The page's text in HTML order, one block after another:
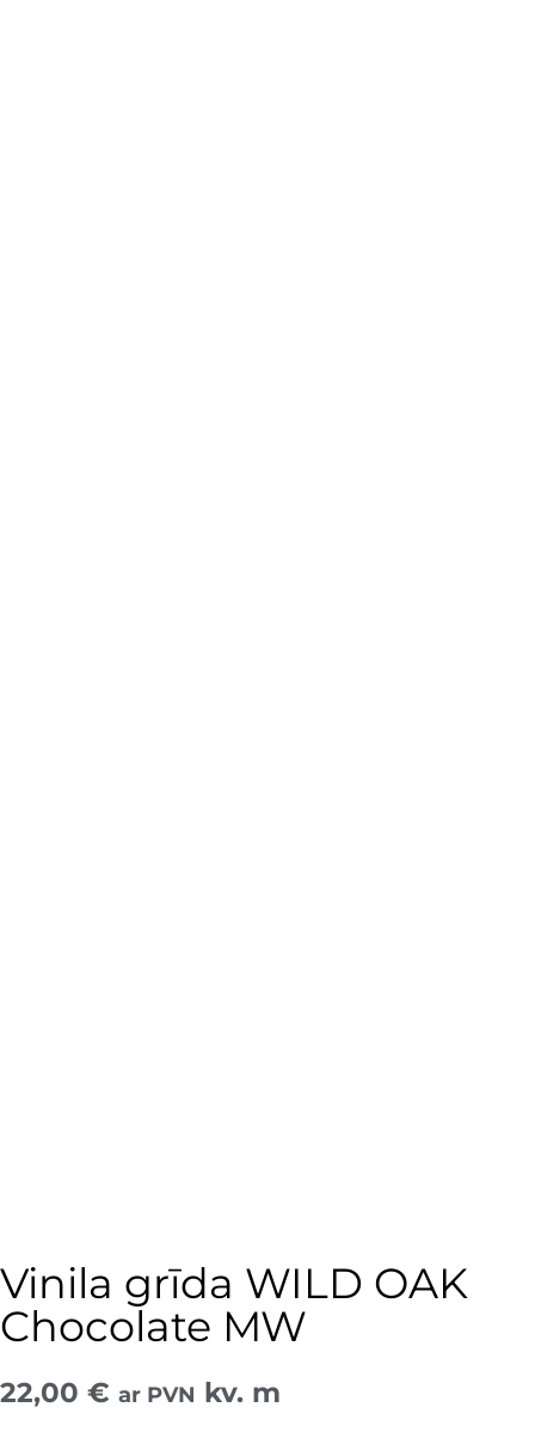
Vinila grīda WILD OAK
Chocolate MW
22,00 € ar PVN kv. m